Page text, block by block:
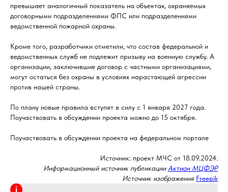
превышает аналогичный показатель на объектах, охраняемых
договорными подразделениями ФПС или подразделениями
ведомственной пожарной охраны.
Кроме того, разработчики отметили, что состав федеральной и
ведомственных служб не подлежит призыву на военную службу. А
организации, заключившие договор с частными организациями,
могут остаться без охраны в условиях нарастающей агрессии
против нашей страны.
По плану новые правила вступят в силу с 1 января 2027 года.
Поучаствовать в обсуждении проекта можно до 15 октября.
Поучаствовать в обсуждении проекта на федеральном портале
Источник: проект МЧС от 18.09.2024.
Информационный источник публикации Актион МЦФЭР
Источник изображения Freepik